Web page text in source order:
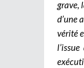
grave,
d’une
vérité